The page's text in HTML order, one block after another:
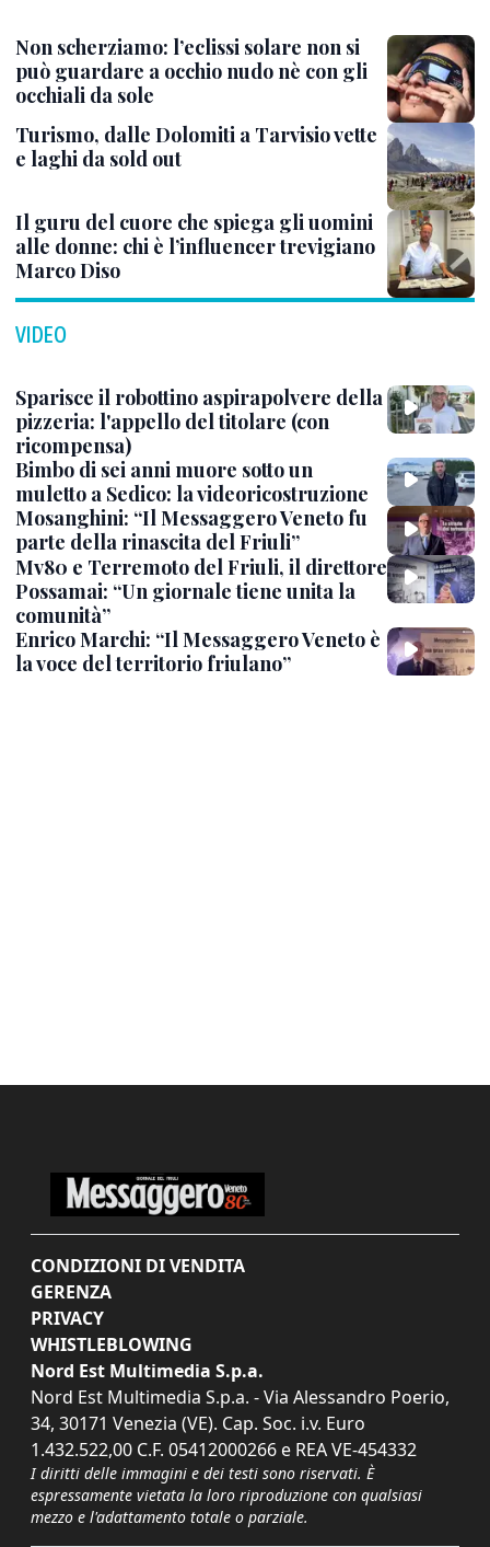
Non scherziamo: l’eclissi solare non si
può guardare a occhio nudo nè con gli
occhiali da sole
Turismo, dalle Dolomiti a Tarvisio vette
e laghi da sold out
Il guru del cuore che spiega gli uomini
alle donne: chi è l’influencer trevigiano
Marco Diso
VIDEO
Sparisce il robottino aspirapolvere della
pizzeria: l'appello del titolare (con
ricompensa)
Bimbo di sei anni muore sotto un
muletto a Sedico: la videoricostruzione
Mosanghini: “Il Messaggero Veneto fu
parte della rinascita del Friuli”
Mv80 e Terremoto del Friuli, il direttore
Possamai: “Un giornale tiene unita la
comunità”
Enrico Marchi: “Il Messaggero Veneto è
la voce del territorio friulano”
CONDIZIONI DI VENDITA
GERENZA
PRIVACY
WHISTLEBLOWING
Nord Est Multimedia S.p.a.
Nord Est Multimedia S.p.a. - Via Alessandro Poerio,
34, 30171 Venezia (VE). Cap. Soc. i.v. Euro
1.432.522,00 C.F. 05412000266 e REA VE-454332
I diritti delle immagini e dei testi sono riservati. È
espressamente vietata la loro riproduzione con qualsiasi
mezzo e l'adattamento totale o parziale.